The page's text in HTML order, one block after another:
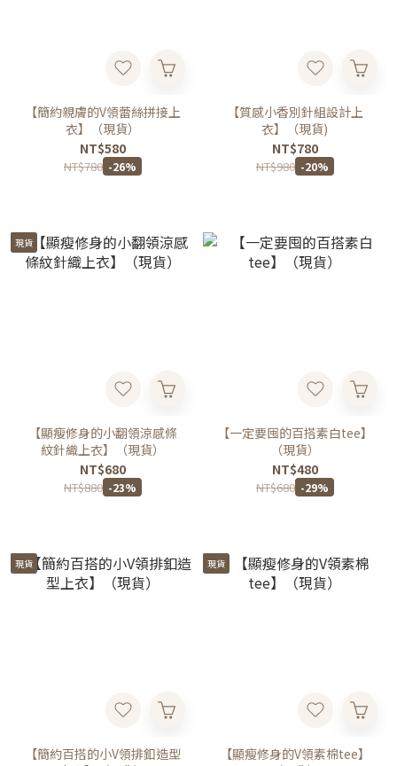
【簡約親膚的V領蕾絲拼接上
衣】（現貨）
NT$580
NT$780 -26%
【質感小香別針組設計上
衣】（現貨)
NT$780
NT$980 -20%
現貨
【顯瘦修身的小翻領涼感條
紋針織上衣】（現貨）
NT$680
NT$880 -23%
【一定要囤的百搭素白tee】
（現貨）
NT$480
NT$680 -29%
現貨
【簡約百搭的小V領排釦造型
現貨
【顯瘦修身的V領素棉tee】